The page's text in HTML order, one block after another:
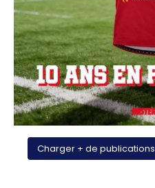
Charger + de publications